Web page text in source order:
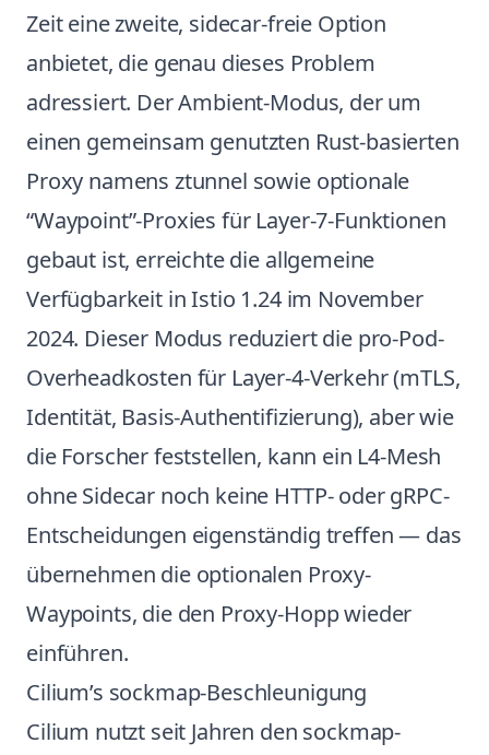
Zeit eine zweite, sidecar-freie Option
anbietet, die genau dieses Problem
adressiert. Der Ambient-Modus, der um
einen gemeinsam genutzten Rust-basierten
Proxy namens ztunnel sowie optionale
“Waypoint”-Proxies für Layer-7-Funktionen
gebaut ist, erreichte die allgemeine
Verfügbarkeit in Istio 1.24 im November
2024. Dieser Modus reduziert die pro-Pod-
Overheadkosten für Layer-4-Verkehr (mTLS,
Identität, Basis-Authentifizierung), aber wie
die Forscher feststellen, kann ein L4-Mesh
ohne Sidecar noch keine HTTP- oder gRPC-
Entscheidungen eigenständig treffen — das
übernehmen die optionalen Proxy-
Waypoints, die den Proxy-Hopp wieder
einführen.
Cilium’s sockmap-Beschleunigung
Cilium nutzt seit Jahren den sockmap-